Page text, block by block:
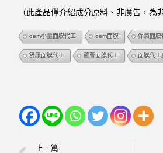
（此產品僅介紹成分原料、非廣告，為
oem小量面膜代工 oem面膜 保濕面膜
舒緩面膜代工 蘆薈面膜代工 面膜代工
上一篇